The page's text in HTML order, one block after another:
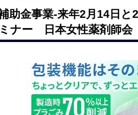
助金事業‐来年2月14日
ナー 日本女性薬剤師会